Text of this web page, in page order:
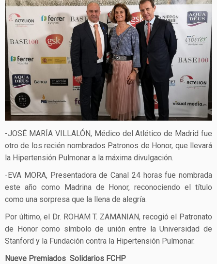
-JOSÉ MARÍA VILLALÓN, Médico del Atlético de Madrid fue
otro de los recién nombrados Patronos de Honor, que llevará
la Hipertensión Pulmonar a la máxima divulgación.
-EVA MORA, Presentadora de Canal 24 horas fue nombrada
este año como Madrina de Honor, reconociendo el título
como una sorpresa que la llena de alegría.
Por último, el Dr. ROHAM T. ZAMANIAN, recogió el Patronato
de Honor como símbolo de unión entre la Universidad de
Stanford y la Fundación contra la Hipertensión Pulmonar.
Nueve Premiados Solidarios FCHP